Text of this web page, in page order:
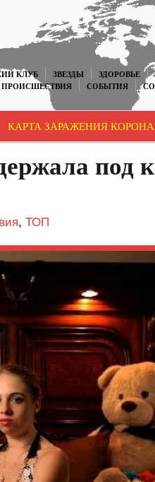
КЛУБ ЗВЕЗДЫ ЗДОРОВЬЕ
ПРОИСШЕСТВИЯ СОБЫТИЯ
КАРТА ЗАРАЖЕНИЯ
под
, ТОП